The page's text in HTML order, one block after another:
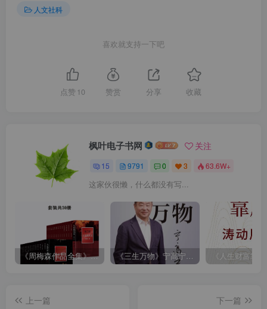
人文社科
喜欢就支持一下吧
点赞 10 赞赏 分享 收藏
枫叶电子书网 关注
15 9791 0 3 63.6W+
这家伙很懒，什么都没有写...
《周梅森作品全集》[共30册] 《三生万物》宁高宁（epub+mobi+azw3+pdf）
上一篇
下一篇